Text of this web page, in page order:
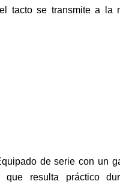
tacto se transmite a la
de serie con un
que resulta práctico